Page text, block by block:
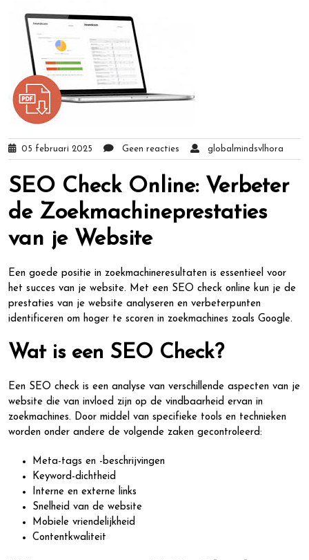
05 februari 2025 Geen reacties globalmindsvlhora
SEO Check Online: Verbeter
de Zoekmachineprestaties
van je Website
Een goede positie in zoekmachineresultaten is essentieel voor
het succes van je website. Met een SEO check online kun je de
prestaties van je website analyseren en verbeterpunten
identificeren om hoger te scoren in zoekmachines zoals Google.
Wat is een SEO Check?
Een SEO check is een analyse van verschillende aspecten van je
website die van invloed zijn op de vindbaarheid ervan in
zoekmachines. Door middel van specifieke tools en technieken
worden onder andere de volgende zaken gecontroleerd:
Meta-tags en -beschrijvingen
Keyword-dichtheid
Interne en externe links
Snelheid van de website
Mobiele vriendelijkheid
Contentkwaliteit